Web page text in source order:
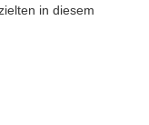
in diesem